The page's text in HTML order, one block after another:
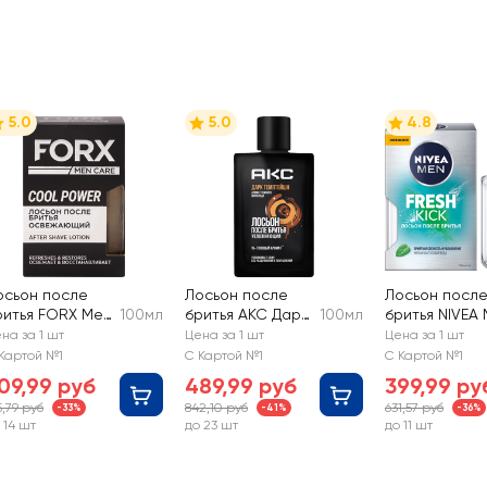
5.0
после
FORX Men 100мл
за 1 шт
№1
руб
руб -33%
14 шт
5.0
Лосьон после
бритья AKC Дарк
темптейшн
100мл
Цена за 1 шт
С Картой №1
489,99 руб
842,10 руб -41%
до 23 шт
4.8
Лосьон после
бритья NIVEA
Fresh Kick
Цена за 1 шт
С Картой №1
399,99
631,57 руб -36%
до 11 шт